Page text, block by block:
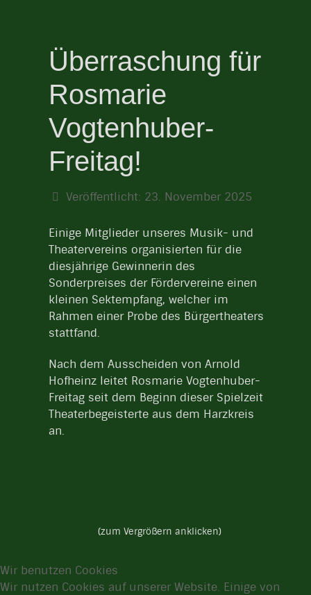
Überraschung für
Rosmarie
Vogtenhuber-
Freitag!
Veröffentlicht: 23. November 2025
Einige Mitglieder unseres Musik- und
Theatervereins organisierten für die
diesjährige Gewinnerin des
Sonderpreises der Fördervereine einen
kleinen Sektempfang, welcher im
Rahmen einer Probe des Bürgertheaters
stattfand.
Nach dem Ausscheiden von Arnold
Hofheinz leitet Rosmarie Vogtenhuber-
Freitag seit dem Beginn dieser Spielzeit
Theaterbegeisterte aus dem Harzkreis
an.
(zum Vergrößern anklicken)
Wir benutzen Cookies
Wir nutzen Cookies auf unserer Website. Einige von